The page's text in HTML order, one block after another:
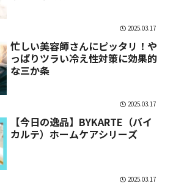
2025.03.17
忙しい美容師さんにピッタリ！や
っぱりツラい冷え性対策に効果的
な三か条
2025.03.17
【今日の逸品】BYKARTE（バイ
カルテ）ホームケアシリーズ
2025.03.17